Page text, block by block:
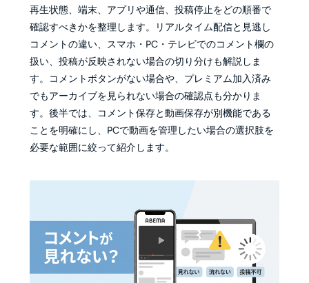
再生状態、端末、アプリや通信、投稿停止をどの順番で
確認すべきかを整理します。リアルタイム配信と見逃し
コメントの違い、スマホ・PC・テレビでのコメント欄の
扱い、投稿が反映されない場合の切り分けも解説しま
す。コメントボタンがない場合や、プレミアム加入済み
でもアーカイブを見られない場合の確認点も分かりま
す。後半では、コメント保存と動画保存が別機能である
ことを明確にし、PCで動画を管理したい場合の選択肢を
必要な範囲に絞って紹介します。